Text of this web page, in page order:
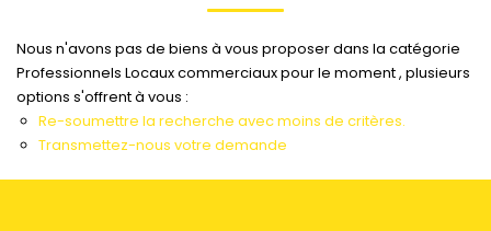
LOCAUX & BUREAUX
PARTENAIRE TRANSACTION
Plus de critères Créer une alerte
Nous n'avons pas de biens à vous proposer dans la catégorie
Professionnels Locaux commerciaux pour le moment , plusieurs
options s'offrent à vous :
Re-soumettre la recherche avec moins de critères.
Transmettez-nous votre demande